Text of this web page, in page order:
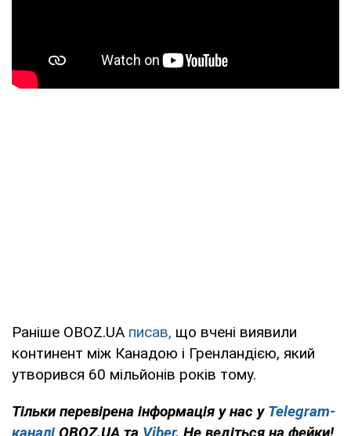
Раніше OBOZ.UA писав, що вчені виявили
континент між Канадою і Гренландією, який
утворився 60 мільйонів років тому.
Тільки перевірена інформація у нас у Telegram-